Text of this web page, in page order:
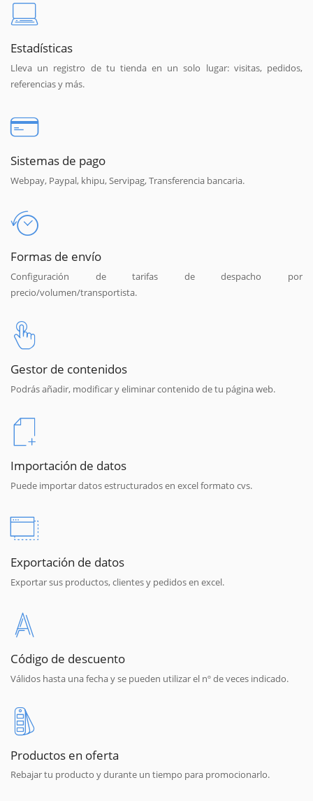
Estadísticas
Lleva un registro de tu tienda en un solo lugar: visitas, pedidos,
referencias y más.
Sistemas de pago
Webpay, Paypal, khipu, Servipag, Transferencia bancaria.
Formas de envío
Configuración de tarifas de despacho por
precio/volumen/transportista.
Gestor de contenidos
Podrás añadir, modificar y eliminar contenido de tu página web.
Importación de datos
Puede importar datos estructurados en excel formato cvs.
Exportación de datos
Exportar sus productos, clientes y pedidos en excel.
Código de descuento
Válidos hasta una fecha y se pueden utilizar el nº de veces indicado.
Productos en oferta
Rebajar tu producto y durante un tiempo para promocionarlo.